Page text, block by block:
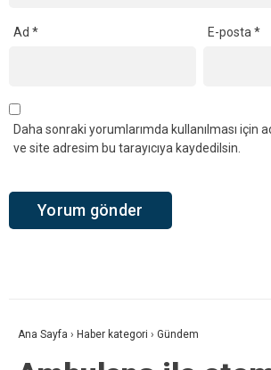
Ad * E-posta*
Daha sonraki yorumlarımda kullanılması için
ve site adresim bu tarayıcıya kaydedilsin.
Ana Sayfa › Haber kategori › Gündem